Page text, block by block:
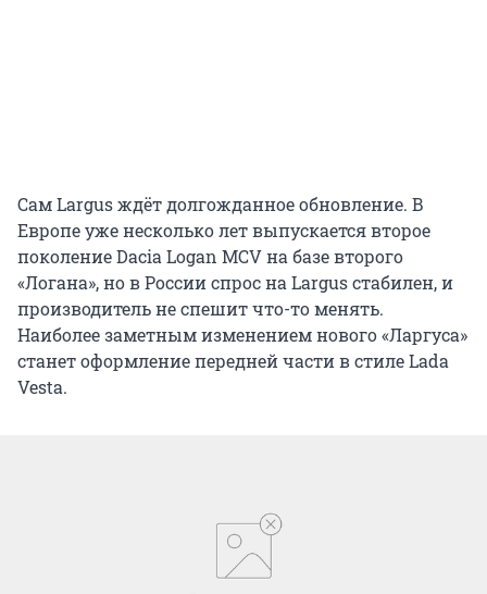
Сам Largus ждёт долгожданное обновление. В
Европе уже несколько лет выпускается второе
поколение Dacia Logan MCV на базе второго
«Логана», но в России спрос на Largus стабилен, и
производитель не спешит что-то менять.
Наиболее заметным изменением нового «Ларгуса»
станет оформление передней части в стиле Lada
Vesta.